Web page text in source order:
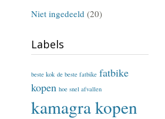
Niet ingedeeld (20)
Labels
beste kok de beste fatbike fatbike
kopen hoe snel afvallen
kamagra kopen